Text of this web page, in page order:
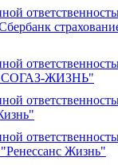
СОГАЗ-ЖИЗНЬ"
Жизнь"